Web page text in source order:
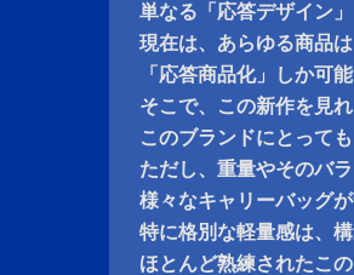
単なる「応答デザイン
現在は、あらゆる商品
「応答商品化」しか可
そこで、この新作を見れ
このブランドにとって
ただし、重量やそのバ
様々なキャリーバッグ
特に格別な軽量感は、
ほとんど熟練されたこ